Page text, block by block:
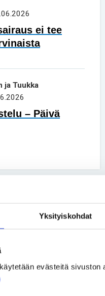
Yksityiskohdat
evästeitä sivuston
ei tee
ja Tuukka
– Päivä